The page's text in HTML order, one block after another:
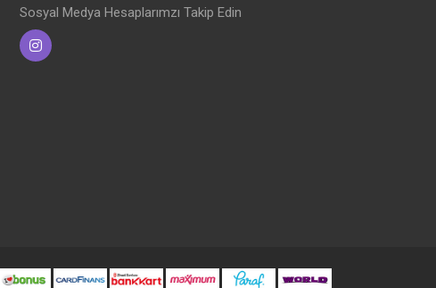
Sosyal Medya Hesaplarımzı Takip Edin